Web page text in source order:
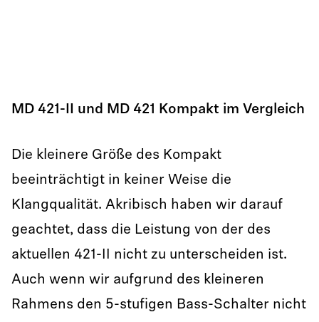
MD 421-II und MD 421 Kompakt im Vergleich
Die kleinere Größe des Kompakt
beeinträchtigt in keiner Weise die
Klangqualität. Akribisch haben wir darauf
geachtet, dass die Leistung von der des
aktuellen 421-II nicht zu unterscheiden ist.
Auch wenn wir aufgrund des kleineren
Rahmens den 5-stufigen Bass-Schalter nicht